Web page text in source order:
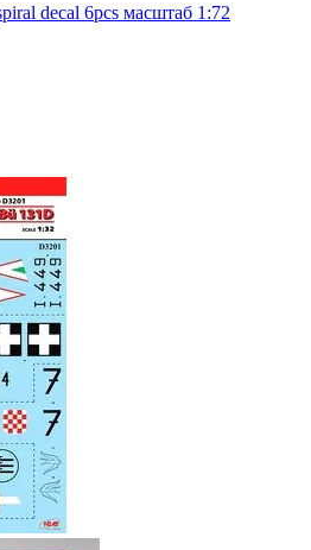
decal 6pcs масштаб 1:72